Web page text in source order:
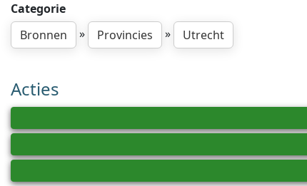
Categorie
Bronnen
» Provincies » Utrecht
Acties